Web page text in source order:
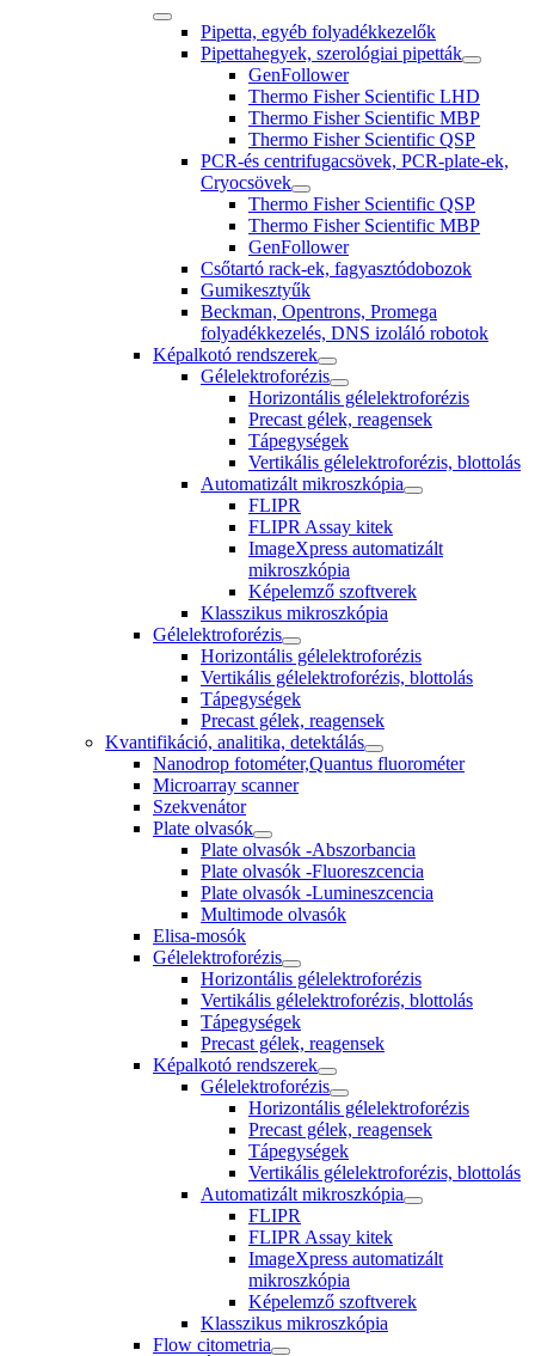
Pipetta, egyéb folyadékkezelők
Pipettahegyek, szerológiai pipetták
GenFollower
Thermo Fisher Scientific LHD
Thermo Fisher Scientific MBP
Thermo Fisher Scientific QSP
PCR-és centrifugacsövek, PCR-plate-ek,
Cryocsövek
Thermo Fisher Scientific QSP
Thermo Fisher Scientific MBP
GenFollower
Csőtartó rack-ek, fagyasztódobozok
Gumikesztyűk
Beckman, Opentrons, Promega
folyadékkezelés, DNS izoláló robotok
Képalkotó rendszerek
Gélelektroforézis
Horizontális gélelektroforézis
Precast gélek, reagensek
Tápegységek
Vertikális gélelektroforézis, blottolás
Automatizált mikroszkópia
FLIPR
FLIPR Assay kitek
ImageXpress automatizált
mikroszkópia
Képelemző szoftverek
Klasszikus mikroszkópia
Gélelektroforézis
Horizontális gélelektroforézis
Vertikális gélelektroforézis, blottolás
Tápegységek
Precast gélek, reagensek
Kvantifikáció, analitika, detektálás
Nanodrop fotométer,Quantus fluorométer
Microarray scanner
Szekvenátor
Plate olvasók
Plate olvasók -Abszorbancia
Plate olvasók -Fluoreszcencia
Plate olvasók -Lumineszcencia
Multimode olvasók
Elisa-mosók
Gélelektroforézis
Horizontális gélelektroforézis
Vertikális gélelektroforézis, blottolás
Tápegységek
Precast gélek, reagensek
Képalkotó rendszerek
Gélelektroforézis
Horizontális gélelektroforézis
Precast gélek, reagensek
Tápegységek
Vertikális gélelektroforézis, blottolás
Automatizált mikroszkópia
FLIPR
FLIPR Assay kitek
ImageXpress automatizált
mikroszkópia
Képelemző szoftverek
Klasszikus mikroszkópia
Flow citometria